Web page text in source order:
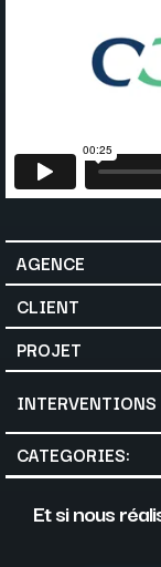
AGENCE
CLIENT
PROJET
INTERVENTIONS
CATEGORIES:
Et si nous